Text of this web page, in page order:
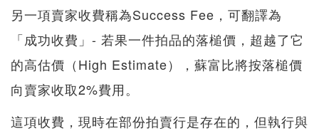
另一項賣家收費稱為Success Fee，可翻譯為
「成功收費」- 若果一件拍品的落槌價，超越了它
的高估價（High Estimate），蘇富比將按落槌價
向賣家收取2%費用。
這項收費，現時在部份拍賣行是存在的，但執行與